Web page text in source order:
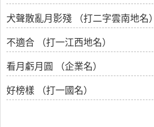
犬聲散亂月影殘 （打二字雲南地名）
不適合 （打一江西地名）
看月虧月圓 （企業名）
好榜樣 （打一國名）